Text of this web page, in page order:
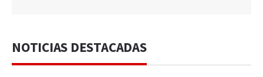
NOTICIAS DESTACADAS